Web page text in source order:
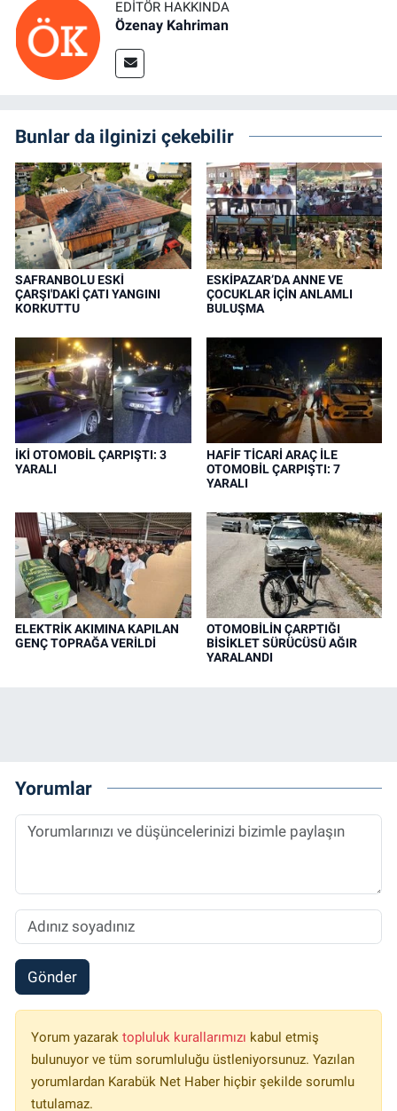
EDITÖR HAKKINDA
Özenay Kahriman
Bunlar da ilginizi çekebilir
SAFRANBOLU ESKİ
ÇARŞI'DAKİ ÇATI YANGINI
KORKUTTU
ESKİPAZAR’DA ANNE VE
ÇOCUKLAR İÇİN ANLAMLI
BULUŞMA
İKİ OTOMOBİL ÇARPIŞTI: 3
YARALI
HAFİF TİCARİ ARAÇ İLE
OTOMOBİL ÇARPIŞTI: 7
YARALI
ELEKTRİK AKIMINA KAPILAN
GENÇ TOPRAĞA VERİLDİ
OTOMOBİLİN ÇARPTIĞI
BİSİKLET SÜRÜCÜSÜ AĞIR
YARALANDI
Yorumlar
Gönder
Yorum yazarak topluluk kurallarımızı kabul etmiş
bulunuyor ve tüm sorumluluğu üstleniyorsunuz. Yazılan
yorumlardan Karabük Net Haber hiçbir şekilde sorumlu
tutulamaz.